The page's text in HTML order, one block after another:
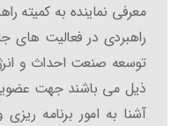
معرفی نماینده به کمیته
راهبردی در فعالیت های
توسعه صنعت احداث و